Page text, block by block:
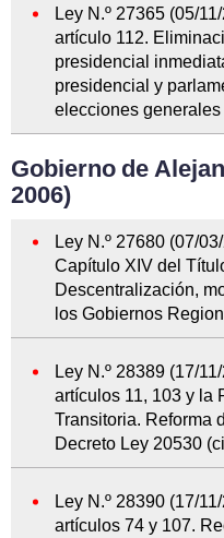
Ley N.º 27365 (05/
artículo 112.
presidencial
presidencial y
elecciones generales
Gobierno de
2006)
Ley N.º 27680 (07/
Capítulo XIV del
Descentralización,
los Gobiernos
Ley N.º 28389 (17/
artículos 11, 103 y la
Transitoria. Reforma
Decreto Ley 20530
Ley N.º 28390 (17/
artículos 74 y 107.